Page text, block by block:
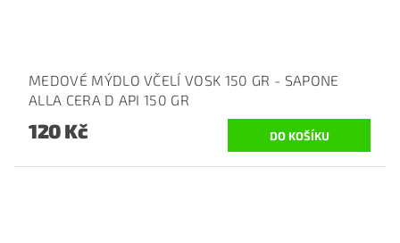
MEDOVÉ MÝDLO VČELÍ VOSK 150 GR - SAPONE
ALLA CERA D API 150 GR
120 Kč